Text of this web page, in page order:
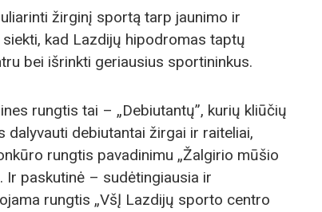
žirginį sportą tarp jaunimo ir
kad Lazdijų hipodromas taptų
bei išrinkti geriausius sportininkus.
rungtis tai – „Debiutantų”, kurių kliūčių
debiutantai žirgai ir raiteliai,
rungtis pavadinimu „Žalgirio mūšio
Ir paskutinė – sudėtingiausia ir
rungtis „VšĮ Lazdijų sporto centro